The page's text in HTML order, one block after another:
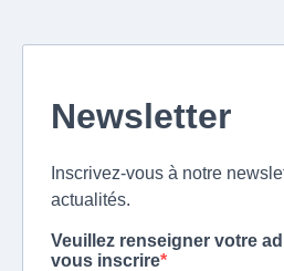
Newsletter
Inscrivez-vous à notre
actualités.
Veuillez renseigner votre
vous inscrire